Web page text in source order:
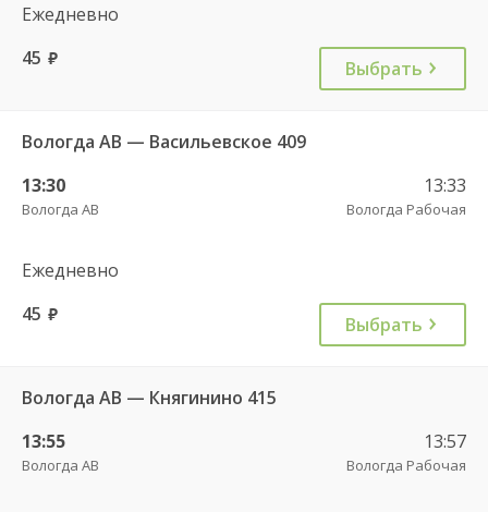
Ежедневно
45 руб. Выбрать
Вологда АВ — Васильевское 409
13:30
Вологда АВ
13:33
Вологда Рабочая
Ежедневно
45 руб. Выбрать
Вологда АВ — Княгинино 415
13:55
Вологда АВ
13:57
Вологда Рабочая